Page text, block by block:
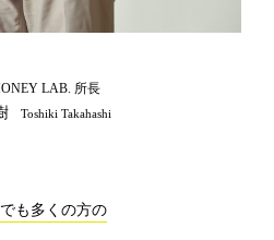
LAB. 所長
Toshiki Takahashi
も多くの方の